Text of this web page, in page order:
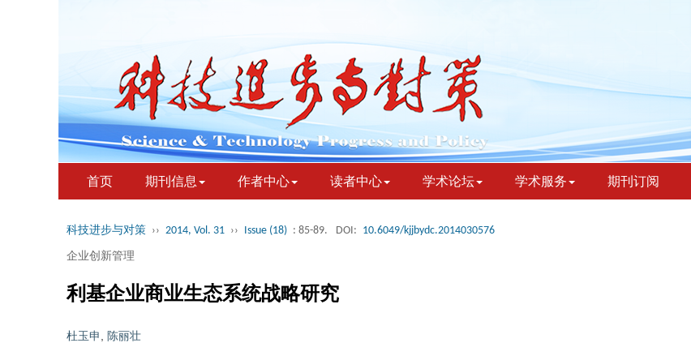
首页 期刊信息 作者中心 读者中心 学术论坛 学术服务 期刊订阅
科技进步与对策 ›› 2014, Vol. 31 ›› Issue (18) : 85-89. DOI: 10.6049/kjjbydc.2014030576
企业创新管理
利基企业商业生态系统战略研究
杜玉申 陈丽壮